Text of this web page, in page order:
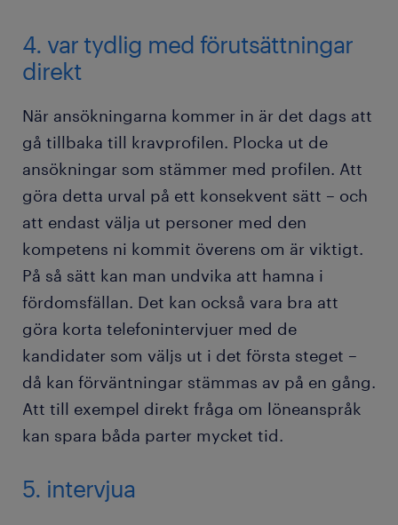
4. var tydlig med förutsättningar
direkt
När ansökningarna kommer in är det dags att
gå tillbaka till kravprofilen. Plocka ut de
ansökningar som stämmer med profilen. Att
göra detta urval på ett konsekvent sätt – och
att endast välja ut personer med den
kompetens ni kommit överens om är viktigt.
På så sätt kan man undvika att hamna i
fördomsfällan. Det kan också vara bra att
göra korta telefonintervjuer med de
kandidater som väljs ut i det första steget –
då kan förväntningar stämmas av på en gång.
Att till exempel direkt fråga om löneanspråk
kan spara båda parter mycket tid.
5. intervjua